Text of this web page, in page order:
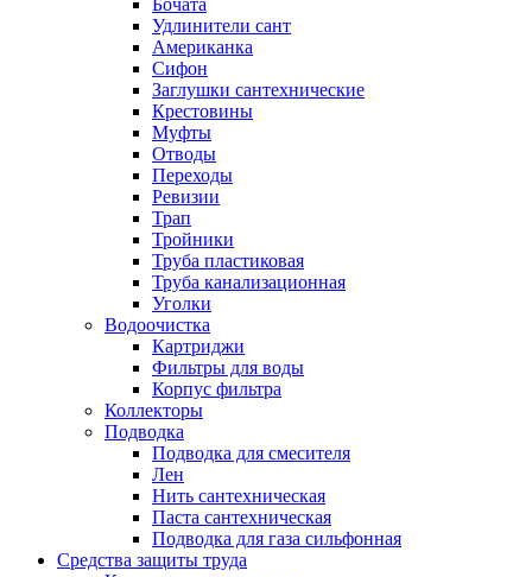
Бочата
Удлинители сант
Американка
Сифон
Заглушки сантехнические
Крестовины
Муфты
Отводы
Переходы
Ревизии
Трап
Тройники
Труба пластиковая
Труба канализационная
Уголки
Водоочистка
Картриджи
Фильтры для воды
Корпус фильтра
Коллекторы
Подводка
Подводка для смесителя
Лен
Нить сантехническая
Паста сантехническая
Подводка для газа сильфонная
Средства защиты труда